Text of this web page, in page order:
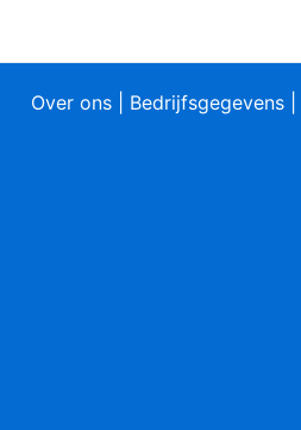
Over ons Bedrijfsgegevens